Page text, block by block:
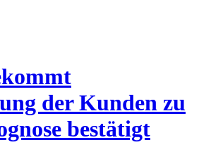
der Kunden zu
bestätigt